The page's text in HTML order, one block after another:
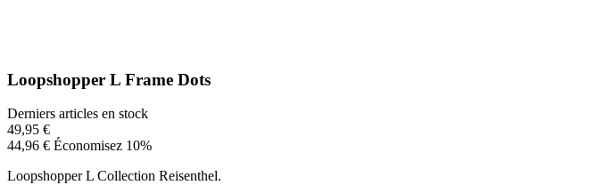
Loopshopper L Frame Dots
Derniers articles en stock
49,95 €
44,96 € Économisez 10%
Loopshopper L Collection Reisenthel.